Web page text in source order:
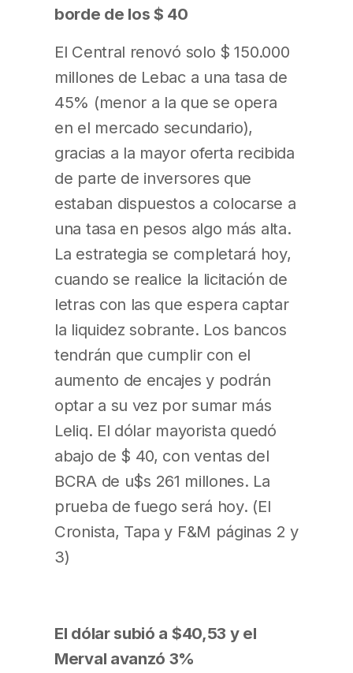
borde de los $ 40
El Central renovó solo $ 150.000
millones de Lebac a una tasa de
45% (menor a la que se opera
en el mercado secundario),
gracias a la mayor oferta recibida
de parte de inversores que
estaban dispuestos a colocarse a
una tasa en pesos algo más alta.
La estrategia se completará hoy,
cuando se realice la licitación de
letras con las que espera captar
la liquidez sobrante. Los bancos
tendrán que cumplir con el
aumento de encajes y podrán
optar a su vez por sumar más
Leliq. El dólar mayorista quedó
abajo de $ 40, con ventas del
BCRA de u$s 261 millones. La
prueba de fuego será hoy. (El
Cronista, Tapa y F&M páginas 2 y
3)
El dólar subió a $40,53 y el
Merval avanzó 3%